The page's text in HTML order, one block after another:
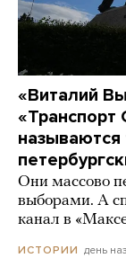
«Виталий
«Транспорт
Они массово
выборами. А
канал в
ИСТОРИИ день